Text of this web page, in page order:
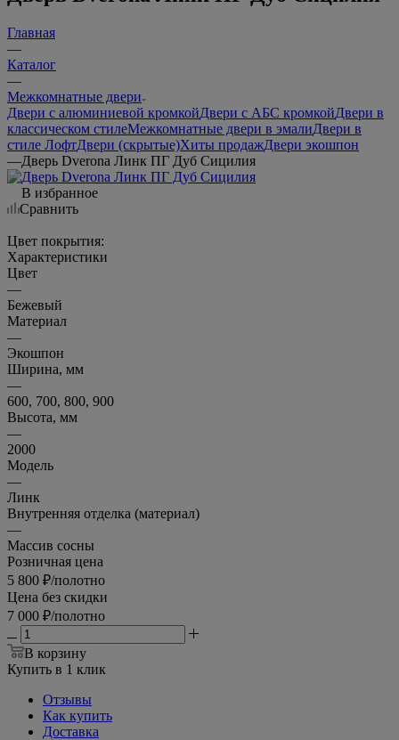
Главная
—
Каталог
—
Межкомнатные двери
Двери с алюминиевой кромкойДвери с АБС кромкойДвери в
классическом стилеМежкомнатные двери в эмалиДвери в
стиле ЛофтДвери (скрытые)Хиты продажДвери экошпон
—Дверь Dverona Линк ПГ Дуб Сицилия
В избранное
Сравнить
Цвет покрытия:
Характеристики
Цвет
—
Бежевый
Материал
—
Экошпон
Ширина, мм
—
600, 700, 800, 900
Высота, мм
—
2000
Модель
—
Линк
Внутренняя отделка (материал)
—
Массив сосны
Розничная цена
5 800 ₽/полотно
Цена без скидки
7 000 ₽/полотно
В корзину
Купить в 1 клик
Отзывы
Как купить
Доставка